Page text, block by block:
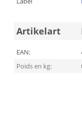
Artikelart
EAN:
Poids en kg: